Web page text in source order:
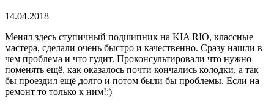
14.04.2018
Менял здесь ступичный подшипник на KIA RIO, классные
мастера, сделали очень быстро и качественно. Сразу нашли в
чем проблема и что гудит. Проконсультировали что нужно
поменять ещё, как оказалось почти кончались колодки, а так
бы проездил ещё долго и потом были бы проблемы. Если на
ремонт то только к ним!:)